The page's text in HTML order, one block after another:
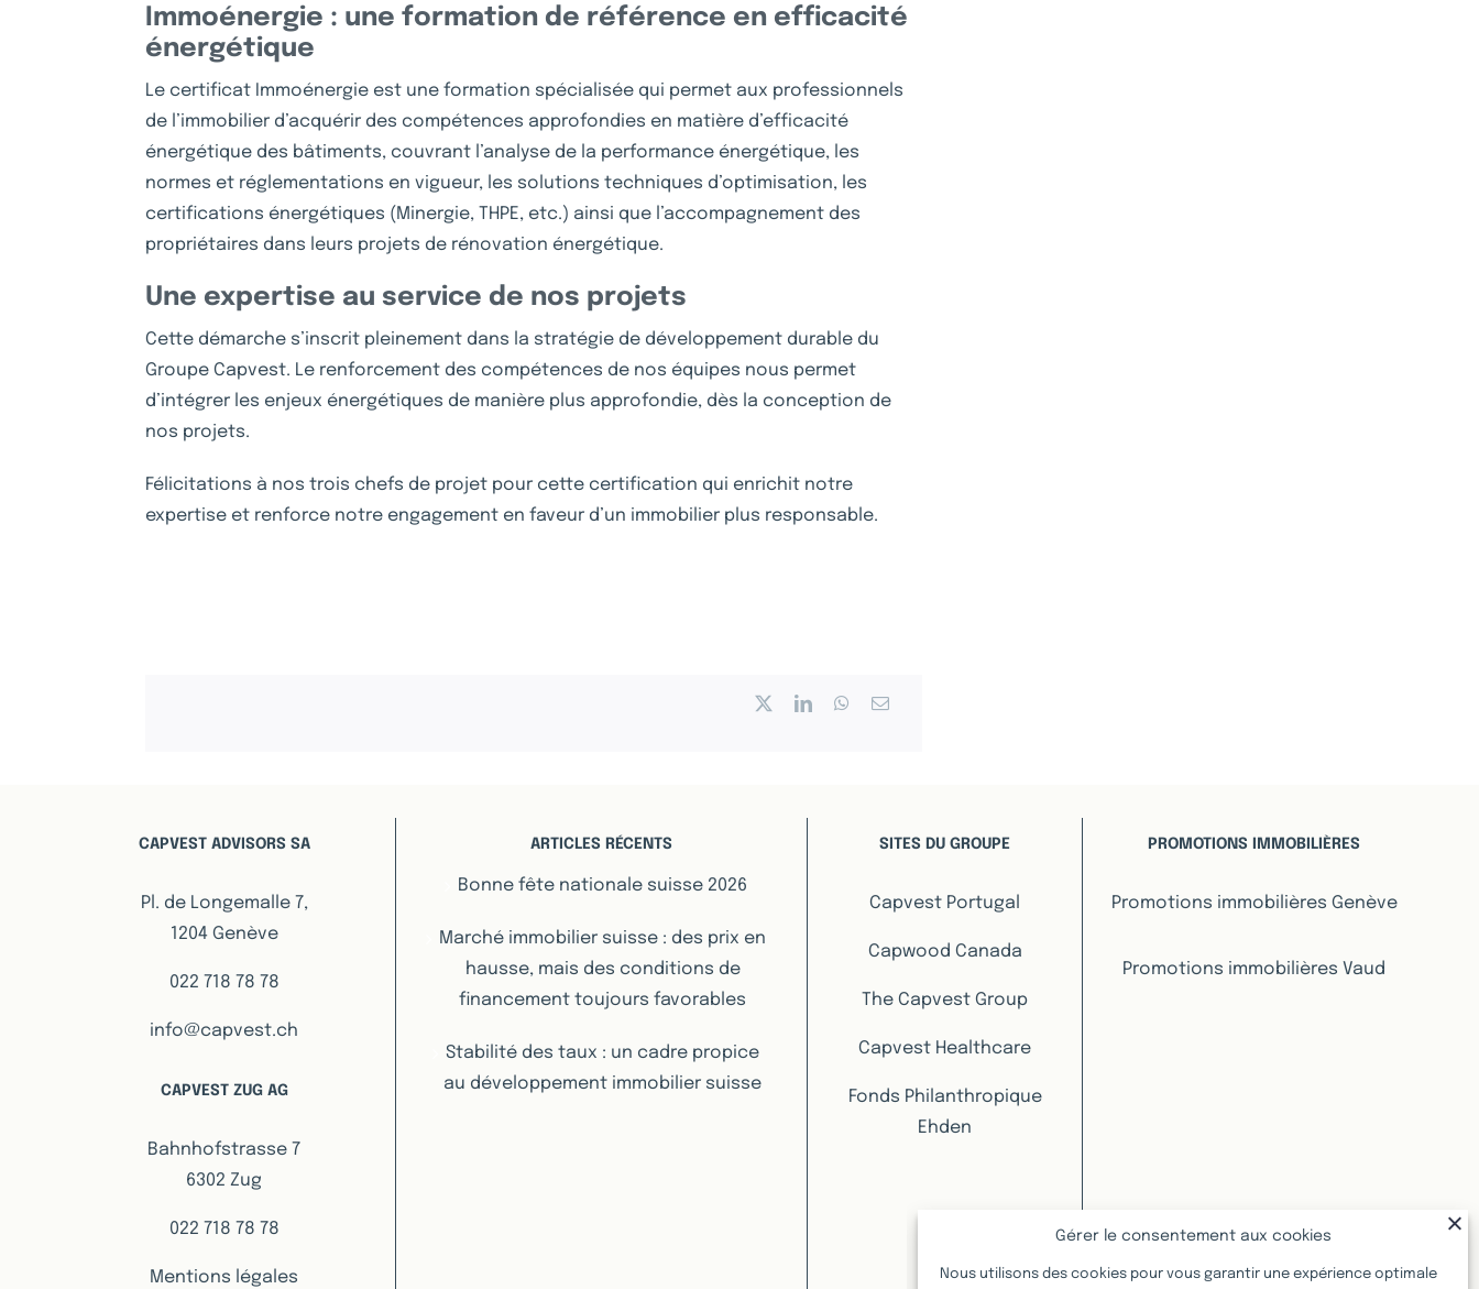
Immoénergie : une formation de référence en efficacité
énergétique
Le certificat Immoénergie est une formation spécialisée qui permet aux professionnels
de l’immobilier d’acquérir des compétences approfondies en matière d’efficacité
énergétique des bâtiments, couvrant l’analyse de la performance énergétique, les
normes et réglementations en vigueur, les solutions techniques d’optimisation, les
certifications énergétiques (Minergie, THPE, etc.) ainsi que l’accompagnement des
propriétaires dans leurs projets de rénovation énergétique.
Une expertise au service de nos projets
Cette démarche s’inscrit pleinement dans la stratégie de développement durable du
Groupe Capvest. Le renforcement des compétences de nos équipes nous permet
d’intégrer les enjeux énergétiques de manière plus approfondie, dès la conception de
nos projets.
Félicitations à nos trois chefs de projet pour cette certification qui enrichit notre
expertise et renforce notre engagement en faveur d’un immobilier plus responsable.
CAPVEST ADVISORS SA
Pl. de Longemalle 7,
1204 Genève
022 718 78 78
info@capvest.ch
CAPVEST ZUG AG
Bahnhofstrasse 7
6302 Zug
022 718 78 78
Mentions légales
ARTICLES RÉCENTS
Bonne fête nationale suisse 2026
Marché immobilier suisse : des prix en
hausse, mais des conditions de
financement toujours favorables
Stabilité des taux : un cadre propice
au développement immobilier suisse
SITES DU GROUPE
Capvest Portugal
Capwood Canada
The Capvest Group
Capvest Healthcare
Fonds Philanthropique
Ehden
PROMOTIONS IMMOBILIÈRES
Promotions immobilières Genève
Promotions immobilières Vaud
Gérer le consentement aux cookies
Nous utilisons des cookies pour vous garantir une expérience optimale